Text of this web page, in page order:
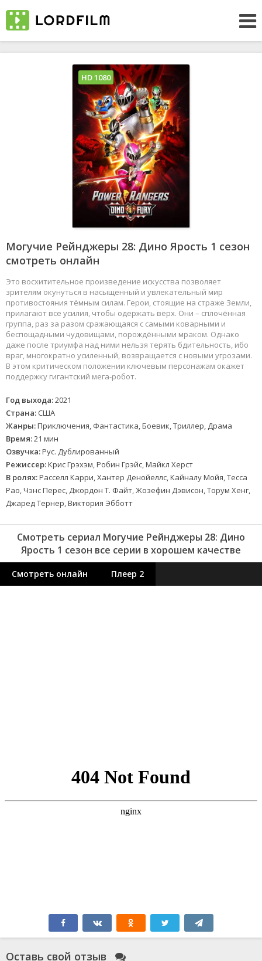
Могучие Рейнджеры 28: Дино Ярость 1 сезон
смотреть онлайн
Это восхитительное произведение искусства позволяет
зрителям окунуться в насыщенный и увлекательный мир
противостояния тёмным силам. Герои, стоящие на страже Земли,
прилагают все усилия, чтобы одержать верх. Они – сплочённая
группа, раз за разом сражающаяся с самыми коварными и
беспощадными чудовищами, порождёнными мраком. Однако
даже после триумфа над ними нельзя терять бдительность, ибо
враг, многократно усиленный, возвращается с новыми угрозами.
В этом критическом положении ключевым персонажам окажет
поддержку гигантский мега-робот.
Год выхода:2021
Страна: США
Жанры:Приключения, Фантастика, Боевик, Триллер, Драма
Время:21 мин
Озвучка:Рус. Дублированный
Режиссер:Крис Грэхэм, Робин Грэйс, Майкл Херст
В ролях:Расселл Карри, Хантер Денойеллс, Кайналу Мойя, Тесса
Рао, Чэнс Перес, Джордон Т. Файт, Жозефин Дэвисон, Торум Хенг,
Джаред Тернер, Виктория Эбботт
HD 1080
Смотреть сериал Могучие Рейнджеры 28: Дино
Ярость 1 сезон все серии в хорошем качестве
Смотреть онлайн Плеер 2
Оставь свой отзыв